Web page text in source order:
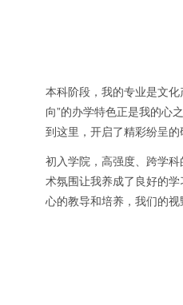
本科阶段，我的专业是文
向”的办学特色正是我的心
到这里，开启了精彩纷呈的
初入学院，高强度、跨学
术氛围让我养成了良好的
心的教导和培养，我们的